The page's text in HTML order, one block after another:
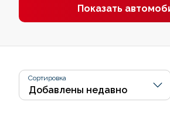
Показать
Сортировка